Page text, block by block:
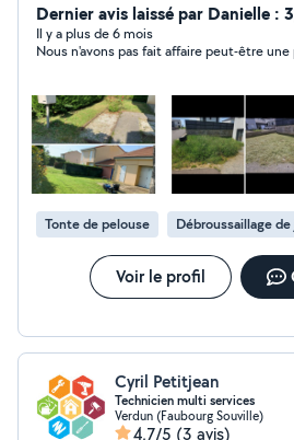
de la tâche à effectuer ) Et devis
à me contacter. Cordialement
Dernier avis laissé par Danielle :
Il y a plus de 6 mois
Nous n'avons pas fait
Tonte de pelouse Débroussaillage
Voir le profil
Cyril Petitjean
Technicien multi services
Verdun (Faubourg Souville)
4,7/5 (3 avis)